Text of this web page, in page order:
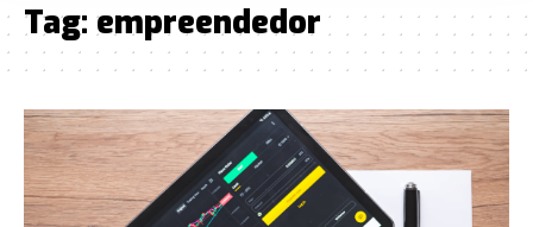
Tag: empreendedor